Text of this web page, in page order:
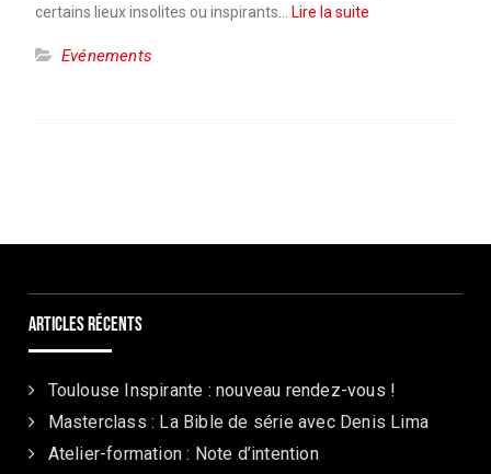
certains lieux insolites ou inspirants…
Lire la suite
Evénements
Articles récents
Toulouse Inspirante : nouveau rendez-vous !
Masterclass : La Bible de série avec Denis Lima
Atelier-formation : Note d’intention